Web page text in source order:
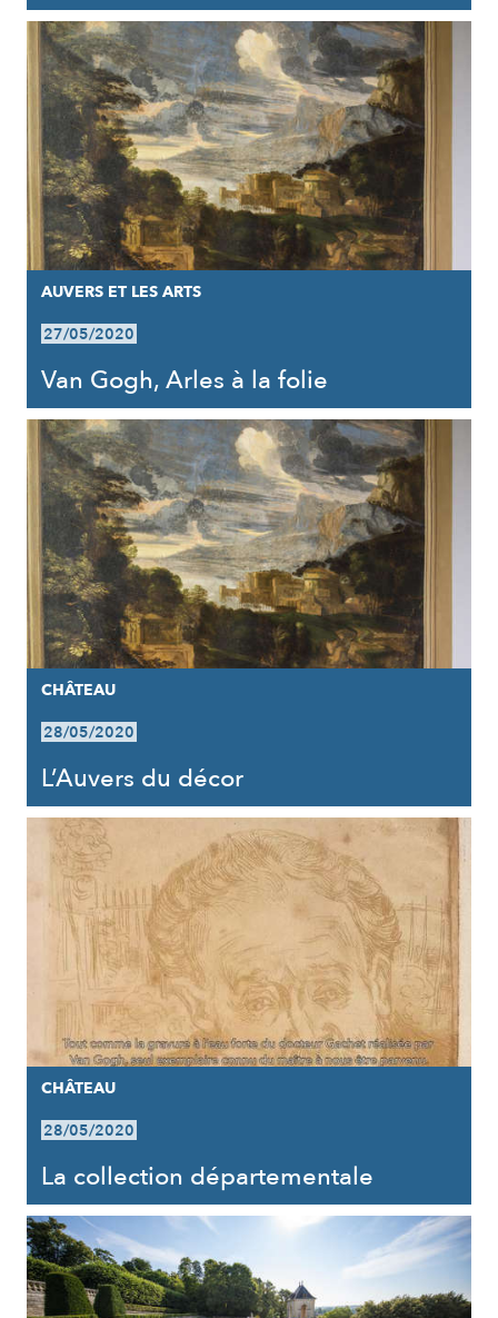
AUVERS ET LES ARTS
27/05/2020
Van Gogh, Arles à la folie
CHÂTEAU
28/05/2020
L’Auvers du décor
CHÂTEAU
28/05/2020
La collection départementale